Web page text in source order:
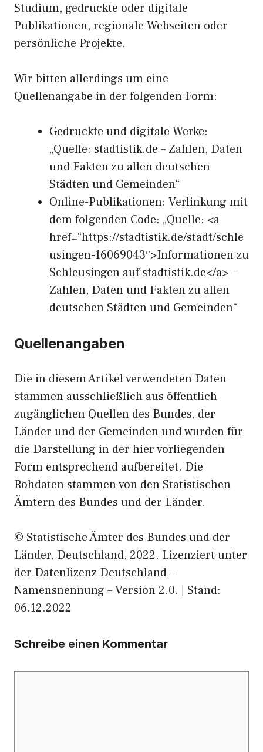
Studium, gedruckte oder digitale
Publikationen, regionale Webseiten oder
persönliche Projekte.
Wir bitten allerdings um eine
Quellenangabe in der folgenden Form:
Gedruckte und digitale Werke:
„Quelle: stadtistik.de – Zahlen, Daten
und Fakten zu allen deutschen
Städten und Gemeinden“
Online-Publikationen: Verlinkung mit
dem folgenden Code: „Quelle: <a
href=“https://stadtistik.de/stadt/schle
usingen-16069043″>Informationen zu
Schleusingen auf stadtistik.de</a> –
Zahlen, Daten und Fakten zu allen
deutschen Städten und Gemeinden“
Quellenangaben
Die in diesem Artikel verwendeten Daten
stammen ausschließlich aus öffentlich
zugänglichen Quellen des Bundes, der
Länder und der Gemeinden und wurden für
die Darstellung in der hier vorliegenden
Form entsprechend aufbereitet. Die
Rohdaten stammen von den Statistischen
Ämtern des Bundes und der Länder.
© Statistische Ämter des Bundes und der
Länder, Deutschland, 2022. Lizenziert unter
der Datenlizenz Deutschland –
Namensnennung – Version 2.0. | Stand:
06.12.2022
Schreibe einen Kommentar